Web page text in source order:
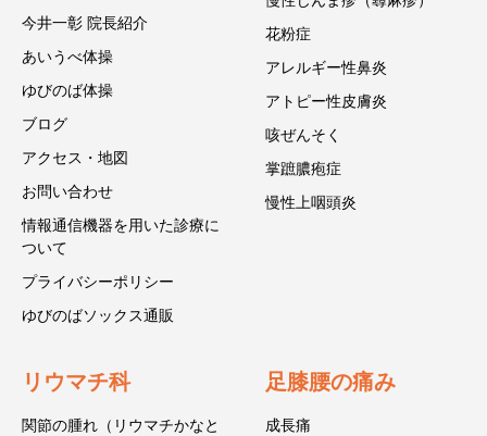
今井一彰 院長紹介
あいうべ体操
ゆびのば体操
ブログ
アクセス・地図
お問い合わせ
情報通信機器を用いた診療に
ついて
プライバシーポリシー
ゆびのばソックス通販
花粉症
アレルギー性鼻炎
アトピー性皮膚炎
咳ぜんそく
掌蹠膿疱症
慢性上咽頭炎
リウマチ科
関節の腫れ（リウマチかなと
足膝腰の痛み
成長痛